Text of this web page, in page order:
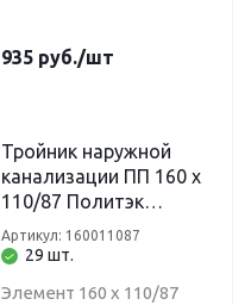
935 руб./шт
Тройник наружной
канализации ПП 160 х
110/87 Политэк
(рыжий)
29 шт.
Артикул: 160011087
Элемент 160 х 110/87